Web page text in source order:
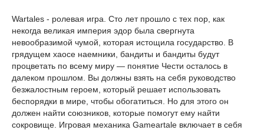
Wartales - ролевая игра. Сто лет прошло с тех пор, как
некогда великая империя эдор была свергнута
невообразимой чумой, которая истощила государство. В
грядущем хаосе наемники, бандиты и бандиты будут
процветать по всему миру — понятие Чести осталось в
далеком прошлом. Вы должны взять на себя руководство
безжалостным героем, который решает использовать
беспорядки в мире, чтобы обогатиться. Но для этого он
должен найти союзников, которые помогут ему найти
сокровище. Игровая механика Gameartale включает в себя